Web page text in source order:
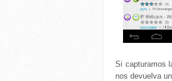
Si capturamos
nos devuelva